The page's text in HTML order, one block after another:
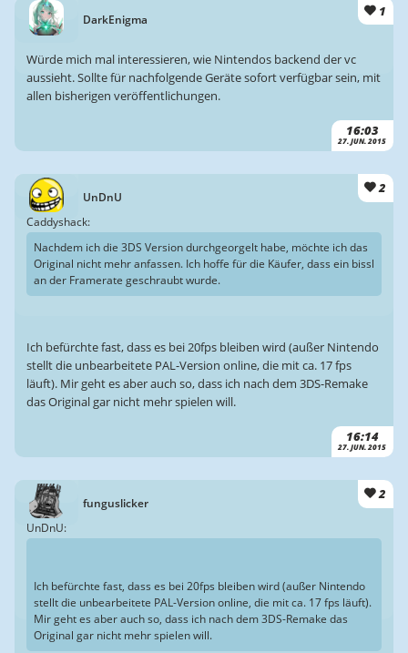
DarkEnigma
1
16:03
27. JUN. 2015
Würde mich mal interessieren, wie Nintendos backend der vc
aussieht. Sollte für nachfolgende Geräte sofort verfügbar sein, mit
allen bisherigen veröffentlichungen.
UnDnU
2
16:14
27. JUN. 2015
Caddyshack:
Nachdem ich die 3DS Version durchgeorgelt habe, möchte ich das
Original nicht mehr anfassen. Ich hoffe für die Käufer, dass ein bissl
an der Framerate geschraubt wurde.
Ich befürchte fast, dass es bei 20fps bleiben wird (außer Nintendo
stellt die unbearbeitete PAL-Version online, die mit ca. 17 fps
läuft). Mir geht es aber auch so, dass ich nach dem 3DS-Remake
das Original gar nicht mehr spielen will.
funguslicker
2
UnDnU:
Ich befürchte fast, dass es bei 20fps bleiben wird (außer Nintendo
stellt die unbearbeitete PAL-Version online, die mit ca. 17 fps läuft).
Mir geht es aber auch so, dass ich nach dem 3DS-Remake das
Original gar nicht mehr spielen will.